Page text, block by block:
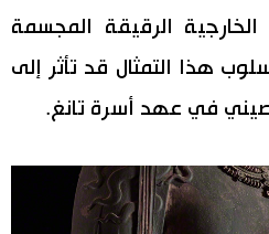
الخارجية الرقيقة المجسمة
هذا التمثال قد تأثر إلى
في عهد أسرة تانغ.